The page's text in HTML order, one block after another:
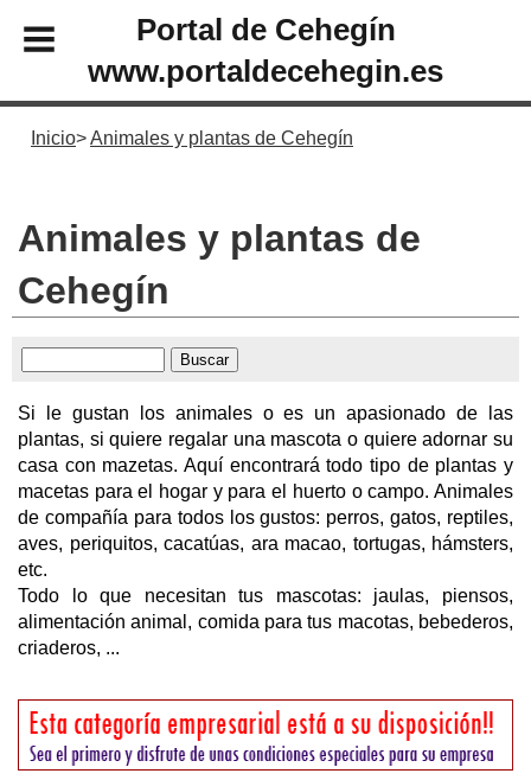
Portal de Cehegín
www.portaldecehegin.es
Inicio Animales y plantas de Cehegín
Animales y plantas de
Cehegín
Si le gustan los animales o es un apasionado de las
plantas, si quiere regalar una mascota o quiere adornar su
casa con mazetas. Aquí encontrará todo tipo de plantas y
macetas para el hogar y para el huerto o campo. Animales
de compañía para todos los gustos: perros, gatos, reptiles,
aves, periquitos, cacatúas, ara macao, tortugas, hámsters,
etc.
Todo lo que necesitan tus mascotas: jaulas, piensos,
alimentación animal, comida para tus macotas, bebederos,
criaderos, ...